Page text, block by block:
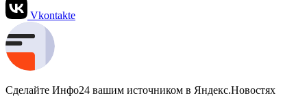
Vkontakte
Сделайте Инфо24 вашим источником в Яндекс.Новостях